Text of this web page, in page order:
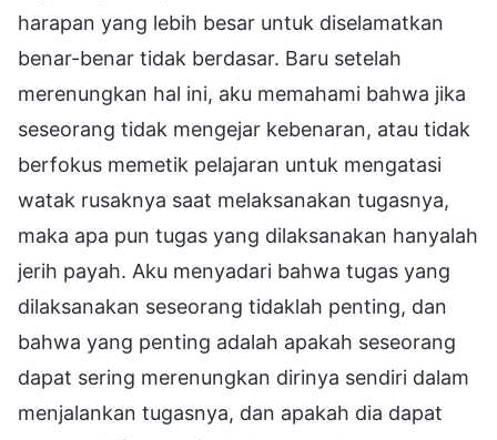
harapan yang lebih besar untuk diselamatkan
benar-benar tidak berdasar. Baru setelah
merenungkan hal ini, aku memahami bahwa jika
seseorang tidak mengejar kebenaran, atau tidak
berfokus memetik pelajaran untuk mengatasi
watak rusaknya saat melaksanakan tugasnya,
maka apa pun tugas yang dilaksanakan hanyalah
jerih payah. Aku menyadari bahwa tugas yang
dilaksanakan seseorang tidaklah penting, dan
bahwa yang penting adalah apakah seseorang
dapat sering merenungkan dirinya sendiri dalam
menjalankan tugasnya, dan apakah dia dapat